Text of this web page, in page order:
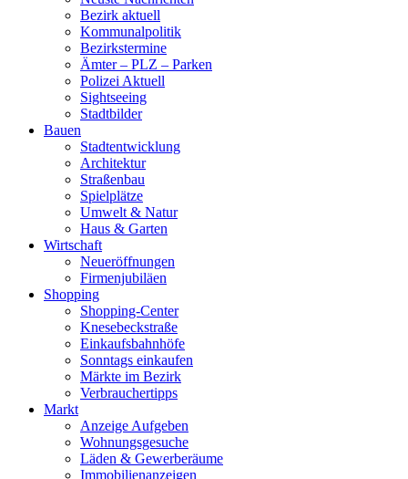
Bezirk aktuell
Kommunalpolitik
Bezirkstermine
Ämter – PLZ – Parken
Polizei Aktuell
Sightseeing
Stadtbilder
Bauen
Stadtentwicklung
Architektur
Straßenbau
Spielplätze
Umwelt & Natur
Haus & Garten
Wirtschaft
Neueröffnungen
Firmenjubiläen
Shopping
Shopping-Center
Knesebeckstraße
Einkaufsbahnhöfe
Sonntags einkaufen
Märkte im Bezirk
Verbrauchertipps
Markt
Anzeige Aufgeben
Wohnungsgesuche
Läden & Gewerberäume
Immobilienanzeigen